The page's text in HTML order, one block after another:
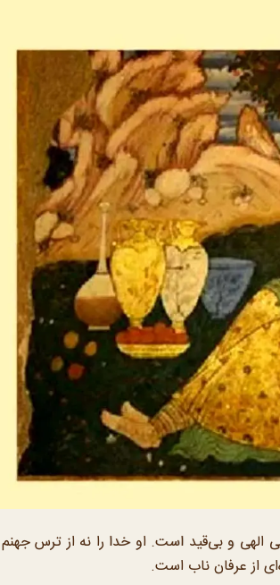
الهی و بی‌قید است. او خدا را نه از ترس
از عرفان ناب است.